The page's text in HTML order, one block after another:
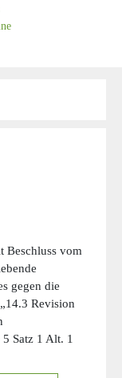
Beschluss vom
gegen die
Revision
Satz 1 Alt. 1